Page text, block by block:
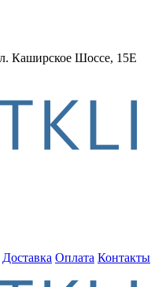
Каширское Шоссе, 15Е
Доставка Оплата Контакты